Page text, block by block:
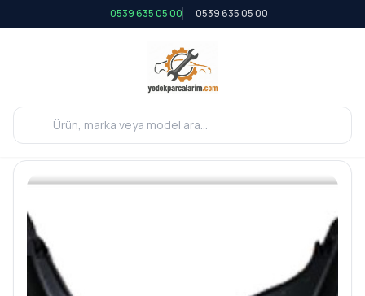
0539 635 05 00 0539 635 05 00